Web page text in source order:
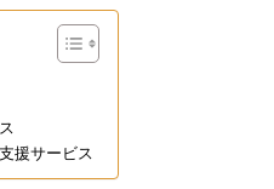
援サービス